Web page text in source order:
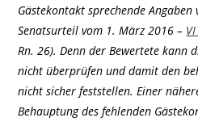
Gästekontakt sprechende
Senatsurteil vom 1. März 2016 –
Rn. 26). Denn der Bewertete kann
nicht überprüfen und damit den
nicht sicher feststellen. Einer
Behauptung des fehlenden